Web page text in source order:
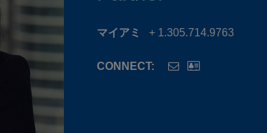
マイアミ + 1.305.714.9763
CONNECT: